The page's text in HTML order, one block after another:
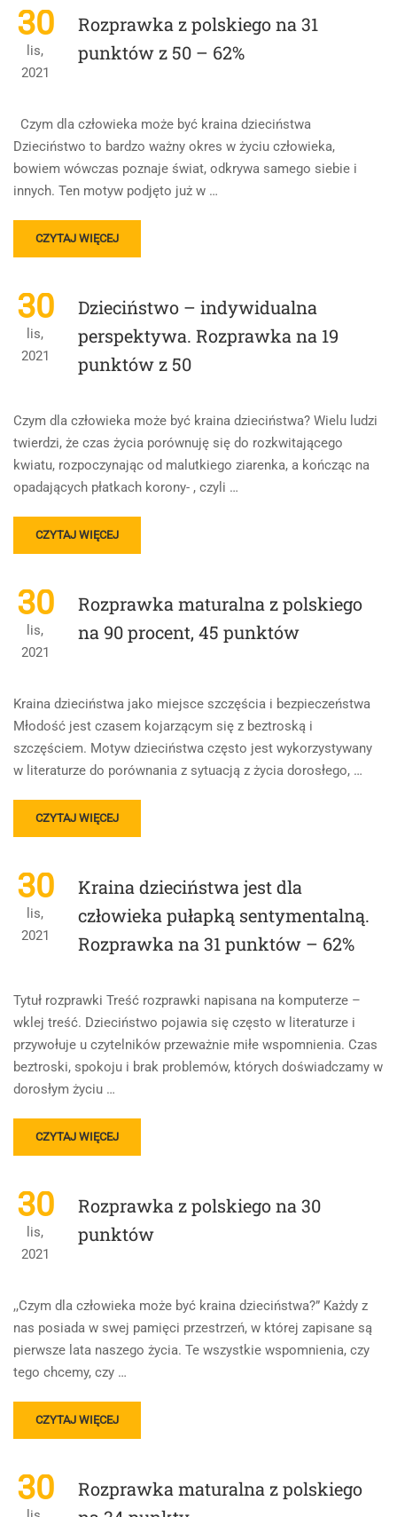
ROZPRAWKA
MATURALNA
36
PUNKTÓW
30
lis,
2021
Rozprawka z polskiego na 31
punktów z 50 – 62%
Czym dla człowieka może być kraina dzieciństwa
Dzieciństwo to bardzo ważny okres w życiu człowieka,
bowiem wówczas poznaje świat, odkrywa samego siebie i
innych. Ten motyw podjęto już w …
READ
MORE
ROZPRAWKA
Z
NA
31
50
62%
CZYTAJ WIĘCEJ
30
lis,
2021
Dzieciństwo – indywidualna
perspektywa. Rozprawka na 19
punktów z 50
Czym dla człowieka może być kraina dzieciństwa? Wielu ludzi
twierdzi, że czas życia porównuję się do rozkwitającego
kwiatu, rozpoczynając od malutkiego ziarenka, a kończąc na
opadających płatkach korony- , czyli …
READ
MORE
DZIECIŃSTWO
–
INDYWIDUALNA
PERSPEKTYWA.
ROZPRAWKA
PUNKTÓW
Z
50
CZYTAJ WIĘCEJ
30
lis,
2021
Rozprawka maturalna z polskiego
na 90 procent, 45 punktów
Kraina dzieciństwa jako miejsce szczęścia i bezpieczeństwa
Młodość jest czasem kojarzącym się z beztroską i
szczęściem. Motyw dzieciństwa często jest wykorzystywany
w literaturze do porównania z sytuacją z życia dorosłego, …
READ
MORE
ROZPRAWKA
MATURALNA
POLSKIEGO
NA
45
CZYTAJ WIĘCEJ
30
lis,
2021
Kraina dzieciństwa jest dla
człowieka pułapką sentymentalną.
Rozprawka na 31 punktów – 62%
Tytuł rozprawki Treść rozprawki napisana na komputerze –
wklej treść. Dzieciństwo pojawia się często w literaturze i
przywołuje u czytelników przeważnie miłe wspomnienia. Czas
beztroski, spokoju i brak problemów, których doświadczamy w
dorosłym życiu …
READ
MORE
KRAINA
DZIECIŃSTWA
DLA
CZŁOWIEKA
ROZPRAWKA
NA
31
PUNKTÓW
62%
CZYTAJ WIĘCEJ
30
lis,
2021
Rozprawka z polskiego na 30
punktów
,,Czym dla człowieka może być kraina dzieciństwa?” Każdy z
nas posiada w swej pamięci przestrzeń, w której zapisane są
pierwsze lata naszego życia. Te wszystkie wspomnienia, czy
tego chcemy, czy …
READ
MORE
ROZPRAWKA
Z
CZYTAJ WIĘCEJ
30
Rozprawka maturalna z polskiego